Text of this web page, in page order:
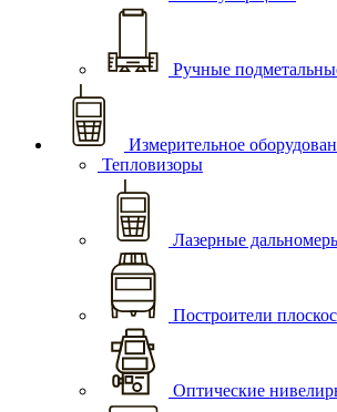
Ручные
Измерительное
Тепловизоры
Лазерные
Построители
Оптические